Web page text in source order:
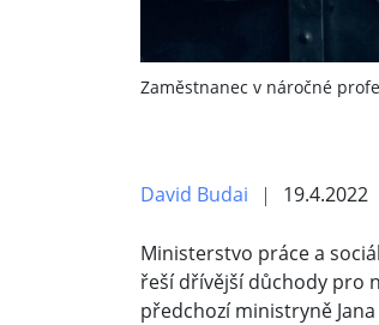
Zaměstnanec v náročné
David Budai 19.4.2022
Ministerstvo práce a
řeší dřívější důchody pro
předchozí ministryně